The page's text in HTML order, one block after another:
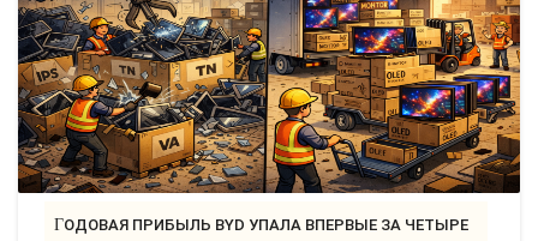
ГОДОВАЯ ПРИБЫЛЬ BYD УПАЛА ВПЕРВЫЕ ЗА ЧЕТЫРЕ